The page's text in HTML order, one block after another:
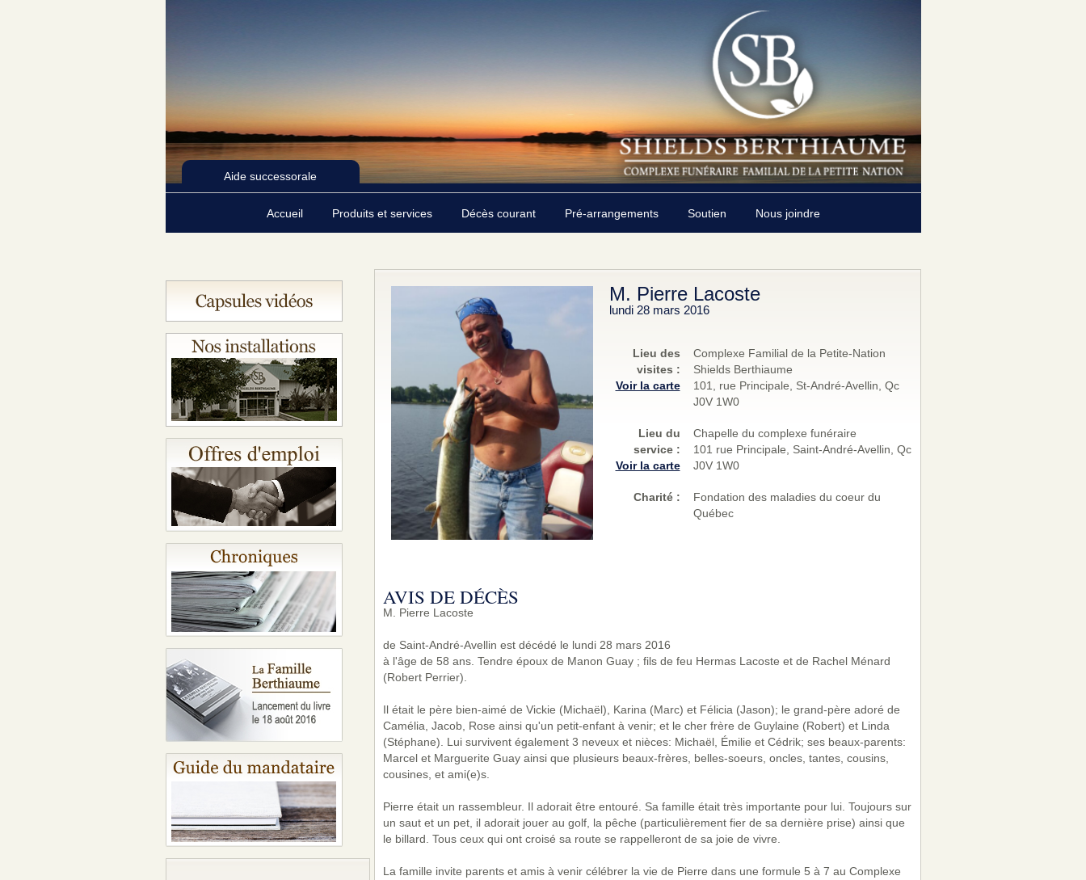
Aide successorale
Accueil Produits et services Décès courant Pré-arrangements Soutien Nous joindre
M. Pierre Lacoste
lundi 28 mars 2016
Lieu des
visites :
Voir la carte
Complexe Familial de la Petite-Nation
Shields Berthiaume
101, rue Principale, St-André-Avellin, Qc
J0V 1W0
Lieu du
service :
Voir la carte
Chapelle du complexe funéraire
101 rue Principale, Saint-André-Avellin, Qc
J0V 1W0
Charité:
Fondation des maladies du coeur du
Québec
AVIS DE DÉCÈS
M. Pierre Lacoste
de Saint-André-Avellin est décédé le lundi 28 mars 2016
à l'âge de 58 ans. Tendre époux de Manon Guay ; fils de feu Hermas Lacoste et de Rachel Ménard
(Robert Perrier).
Il était le père bien-aimé de Vickie (Michaël), Karina (Marc) et Félicia (Jason); le grand-père adoré de
Camélia, Jacob, Rose ainsi qu'un petit-enfant à venir; et le cher frère de Guylaine (Robert) et Linda
(Stéphane). Lui survivent également 3 neveux et nièces: Michaël, Émilie et Cédrik; ses beaux-parents:
Marcel et Marguerite Guay ainsi que plusieurs beaux-frères, belles-soeurs, oncles, tantes, cousins,
cousines, et ami(e)s.
Pierre était un rassembleur. Il adorait être entouré. Sa famille était très importante pour lui. Toujours sur
un saut et un pet, il adorait jouer au golf, la pêche (particulièrement fier de sa dernière prise) ainsi que
le billard. Tous ceux qui ont croisé sa route se rappelleront de sa joie de vivre.
La famille invite parents et amis à venir célébrer la vie de Pierre dans une formule 5 à 7 au Complexe